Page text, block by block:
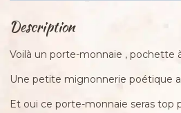
Description
Voilà un porte-monnaie , pochette
Une petite mignonnerie poétique
Et oui ce porte-monnaie seras top